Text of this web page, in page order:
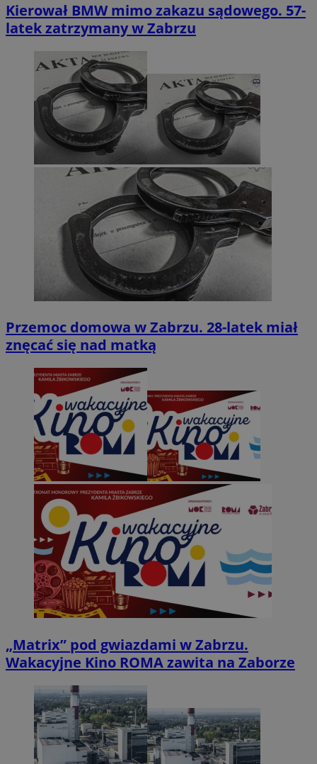
Kierował BMW mimo zakazu sądowego. 57-
latek zatrzymany w Zabrzu
Przemoc domowa w Zabrzu. 28-latek miał
znęcać się nad matką
„Matrix” pod gwiazdami w Zabrzu.
Wakacyjne Kino ROMA zawita na Zaborze